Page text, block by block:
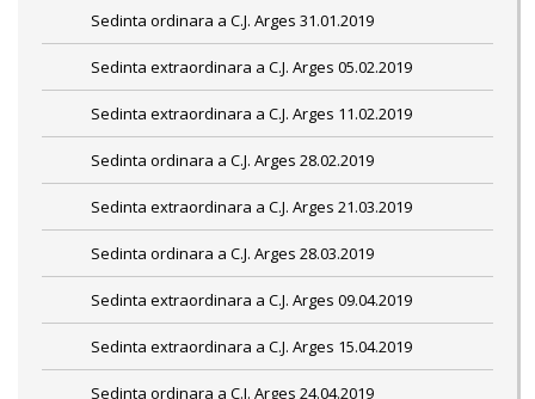
Sedinta ordinara a C.J. Arges 31.01.2019
Sedinta extraordinara a C.J. Arges 05.02.2019
Sedinta extraordinara a C.J. Arges 11.02.2019
Sedinta ordinara a C.J. Arges 28.02.2019
Sedinta extraordinara a C.J. Arges 21.03.2019
Sedinta ordinara a C.J. Arges 28.03.2019
Sedinta extraordinara a C.J. Arges 09.04.2019
Sedinta extraordinara a C.J. Arges 15.04.2019
Sedinta ordinara a C.J. Arges 24.04.2019